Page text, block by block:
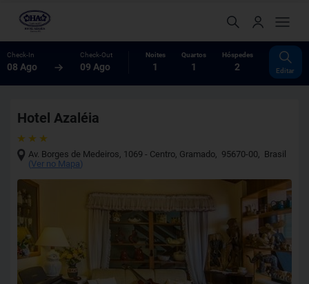
Check-In
08 Ago
Check-Out
09 Ago
Noites
1
Quartos
1
Hóspedes
2 Editar
Hotel Azaléia
Av. Borges de Medeiros, 1069 - Centro, Gramado, 95670-00, Brasil
(Ver no Mapa)